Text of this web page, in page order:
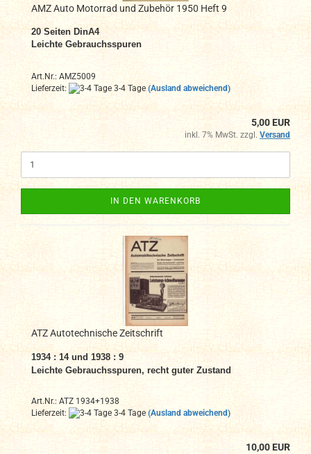
AMZ Auto Motorrad und Zubehör 1950 Heft 9
20Seiten DinA4
Leichte Gebrauchsspuren
Art.Nr.: AMZ5009
Lieferzeit:
3-4 Tage (Ausland abweichend)
5,00 EUR
inkl. 7% MwSt. zzgl. Versand
IN DEN WARENKORB
ATZ Autotechnische Zeitschrift
1934 : 14 und 1938 : 9
Leichte Gebrauchsspuren, recht guter Zustand
Art.Nr.: ATZ 1934+1938
Lieferzeit:
3-4 Tage (Ausland abweichend)
10,00 EUR